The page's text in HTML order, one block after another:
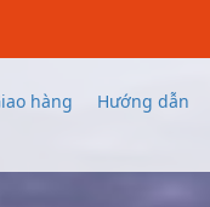
hàng Hướng dẫn